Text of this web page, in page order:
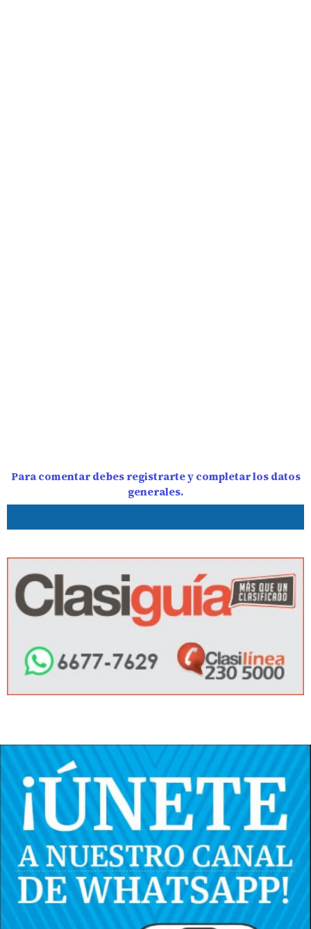
Para comentar debes registrarte y completar los datos
generales.